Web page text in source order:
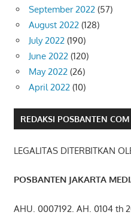
September 2022 (57)
August 2022 (128)
July 2022 (190)
June 2022 (120)
May 2022 (26)
April 2022 (10)
REDAKSI POSBANTEN COM
LEGALITAS DITERBITKAN
POSBANTEN JAKARTA
AHU. 0007192. AH. 0104 th